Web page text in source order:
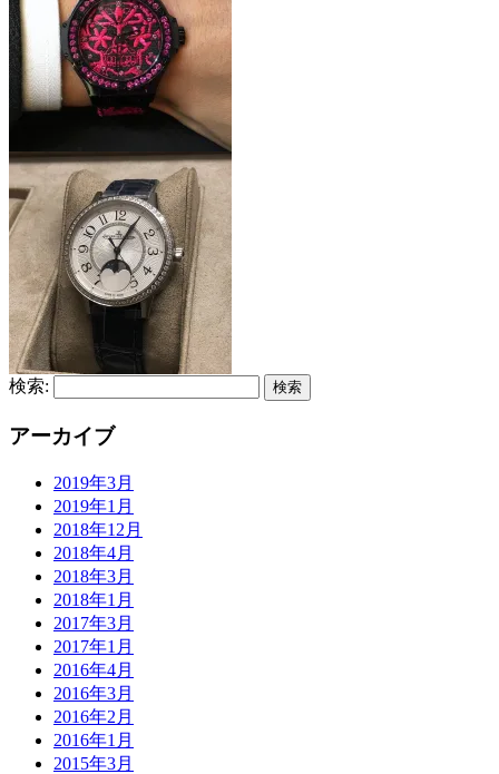
検索:
アーカイブ
2019年3月
2019年1月
2018年12月
2018年4月
2018年3月
2018年1月
2017年3月
2017年1月
2016年4月
2016年3月
2016年2月
2016年1月
2015年3月